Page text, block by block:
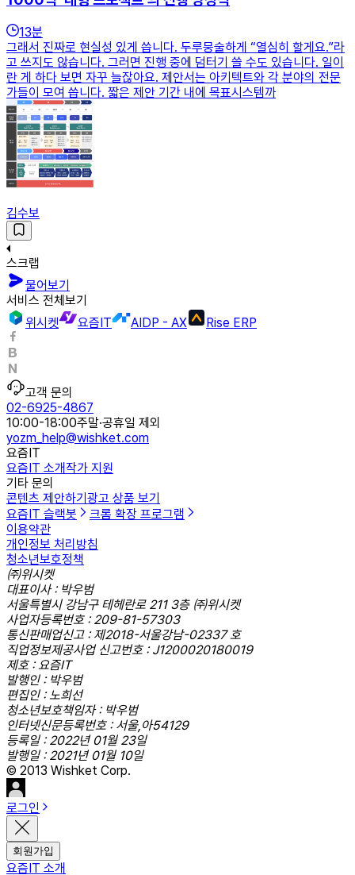
13분
그래서 진짜로 현실성 있게 씁니다. 두루뭉술하게 “열심히 할게요.”라
고 쓰지도 않습니다. 그러면 진행 중에 덤터기 쓸 수도 있습니다. 일이
란 게 하다 보면 자꾸 늘잖아요. 제안서는 아키텍트와 각 분야의 전문
가들이 모여 씁니다. 짧은 제안 기간 내에 목표시스템까
김수보
스크랩
물어보기
서비스 전체보기
위시켓
요즘IT AIDP - AX Rise ERP
고객 문의
02-6925-4867
10:00-18:00주말·공휴일 제외
yozm_help@wishket.com
요즘IT
요즘IT 소개작가 지원
기타 문의
콘텐츠 제안하기 광고 상품 보기
요즘IT 슬랙봇
크롬 확장 프로그램
이용약관
개인정보 처리방침
청소년보호정책
㈜위시켓
대표이사 : 박우범
서울특별시 강남구 테헤란로 211 3층 ㈜위시켓
사업자등록번호 : 209-81-57303
통신판매업신고 : 제2018-서울강남-02337 호
직업정보제공사업 신고번호 : J1200020180019
제호 : 요즘IT
발행인 : 박우범
편집인 : 노희선
청소년보호책임자 : 박우범
인터넷신문등록번호 : 서울,아54129
등록일 : 2022년 01월 23일
발행일 : 2021년 01월 10일
© 2013 Wishket Corp.
로그인
회원가입
요즘IT 소개